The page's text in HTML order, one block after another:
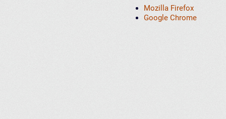
Mozilla Firefox
Google Chrome